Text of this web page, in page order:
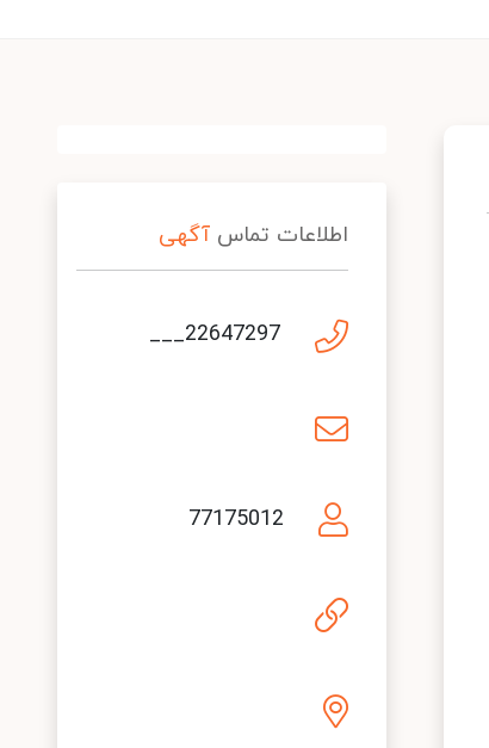
اطلاعات تماس آگهی
22647297___
77175012